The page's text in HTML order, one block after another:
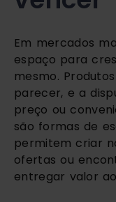
Em mercados
espaço para
mesmo.
parecer, e a
preço ou
são formas de
permitem criar
ofertas ou
entregar valor